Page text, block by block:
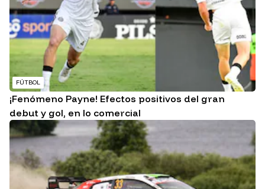
FÚTBOL
¡Fenómeno Payne! Efectos positivos del gran
debut y gol, en lo comercial